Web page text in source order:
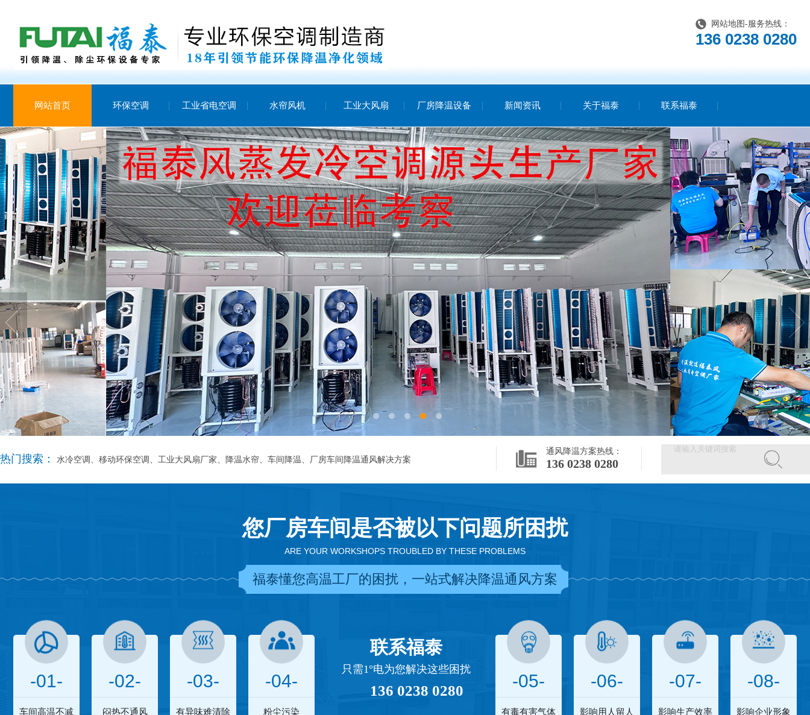
网站地图 -服务热线：
136 0238 0280
网站首页 环保空调 工业省电空调 水帘风机 工业大风扇 厂房降温设备 新闻资讯 关于福泰 联系福泰
热门搜索： 水冷空调、移动环保空调、工业大风扇厂家、降温水帘、车间降温、厂房车间降温通风解决方案
通风降温方案热线：
136 0238 0280
您厂房车间是否被以下问题所困扰
ARE YOUR WORKSHOPS TROUBLED BY THESE PROBLEMS
福泰懂您高温工厂的困扰，一站式解决降温通风方案
-01-
车间高温不减
-02-
闷热不通风
-03-
有异味难清除
-04-
粉尘污染
联系福泰
只需1°电为您解决这些困扰
136 0238 0280 -05-
有毒有害气体
-06-
影响用人留人
-07-
影响生产效率
-08-
影响企业形象